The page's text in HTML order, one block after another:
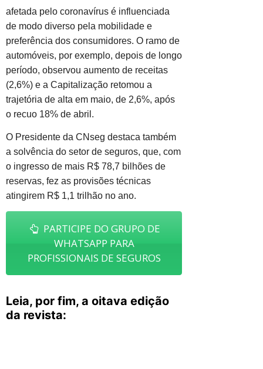
afetada pelo coronavírus é influenciada
de modo diverso pela mobilidade e
preferência dos consumidores. O ramo de
automóveis, por exemplo, depois de longo
período, observou aumento de receitas
(2,6%) e a Capitalização retomou a
trajetória de alta em maio, de 2,6%, após
o recuo 18% de abril.
O Presidente da CNseg destaca também
a solvência do setor de seguros, que, com
o ingresso de mais R$ 78,7 bilhões de
reservas, fez as provisões técnicas
atingirem R$ 1,1 trilhão no ano.
PARTICIPE DO GRUPO DE
WHATSAPP PARA
PROFISSIONAIS DE SEGUROS
Leia, por fim, a oitava edição
da revista: